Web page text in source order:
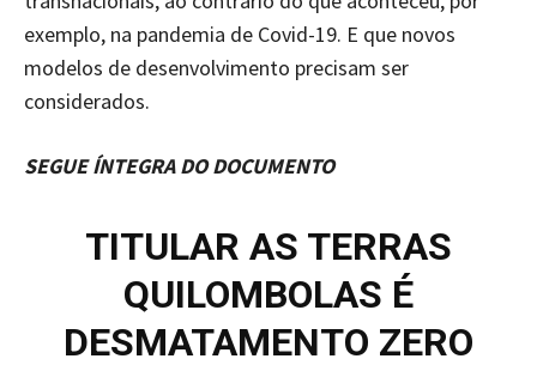
exemplo, na pandemia de Covid-19. E que novos
modelos de desenvolvimento precisam ser
considerados.
SEGUE ÍNTEGRA DO DOCUMENTO
TITULAR AS TERRAS
QUILOMBOLAS É
DESMATAMENTO ZERO